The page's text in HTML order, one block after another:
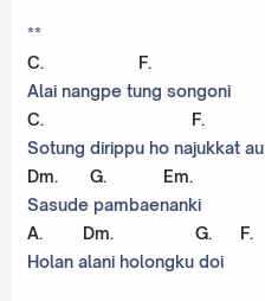
**
C. F.
Alai nangpe tung songoni
C. F.
Sotung dirippu ho najukkat au
Dm. G. Em.
Sasude pambaenanki
A. Dm. G. F.
Holan alani holongku doi